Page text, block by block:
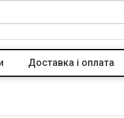
Доставка і оплата